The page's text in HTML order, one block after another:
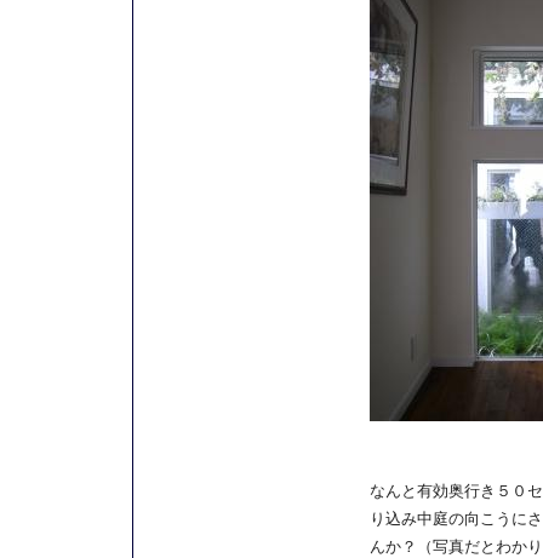
なんと有効奥行き５０
り込み中庭の向こうに
んか？（写真だとわか